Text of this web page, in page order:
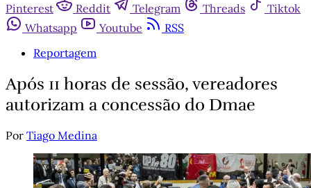
Pinterest
Reddit Telegram Threads
Tiktok
Whatsapp
Youtube
RSS
Reportagem
Após 11 horas de sessão, vereadores
autorizam a concessão do Dmae
Por Tiago Medina